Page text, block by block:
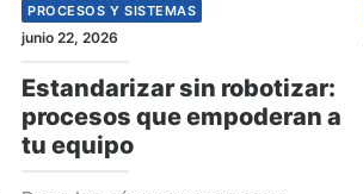
PROCESOS Y SISTEMAS
junio 22, 2026
Estandarizar sin robotizar:
procesos que empoderan a
tu equipo